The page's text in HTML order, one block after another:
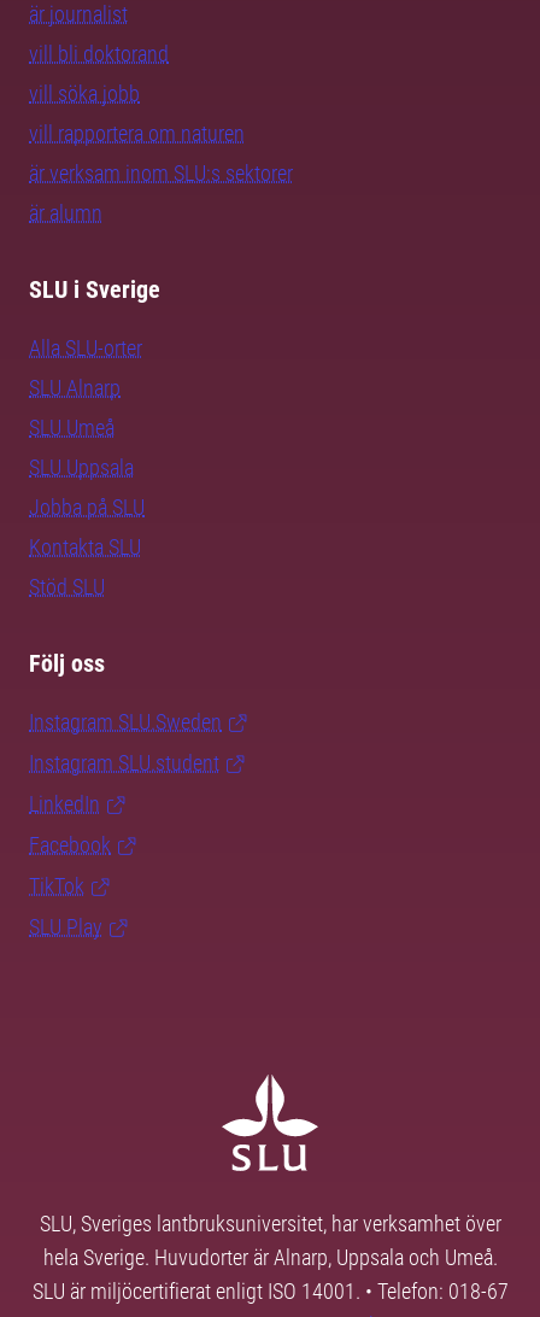
är journalist
vill bli doktorand
vill söka jobb
vill rapportera om naturen
är verksam inom SLU:s sektorer
är alumn
SLU i Sverige
Alla SLU-orter
SLU Alnarp
SLU Umeå
SLU Uppsala
Jobba på SLU
Kontakta SLU
Stöd SLU
Följ oss
Instagram SLU.Sweden
Instagram SLU.student
LinkedIn
Facebook
TikTok
SLU Play
SLU, Sveriges lantbruksuniversitet, har verksamhet över
hela Sverige. Huvudorter är Alnarp, Uppsala och Umeå.
SLU är miljöcertifierat enligt ISO 14001. • Telefon: 018-67